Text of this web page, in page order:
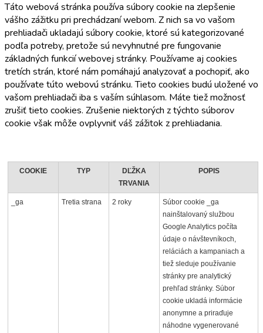
Táto webová stránka používa súbory cookie na zlepšenie
vášho zážitku pri prechádzaní webom. Z nich sa vo vašom
prehliadači ukladajú súbory cookie, ktoré sú kategorizované
podľa potreby, pretože sú nevyhnutné pre fungovanie
základných funkcií webovej stránky. Používame aj cookies
tretích strán, ktoré nám pomáhajú analyzovať a pochopiť, ako
používate túto webovú stránku. Tieto cookies budú uložené vo
vašom prehliadači iba s vaším súhlasom. Máte tiež možnosť
zrušiť tieto cookies. Zrušenie niektorých z týchto súborov
cookie však môže ovplyvniť váš zážitok z prehliadania.
COOKIE TYP
DĽŽKA
TRVANIA
POPIS
_ga Tretia strana 2 roky
Súbor cookie _ga
nainštalovaný službou
Google Analytics počíta
údaje o návštevníkoch,
reláciách a kampaniach a
tiež sleduje používanie
stránky pre analytický
prehľad stránky. Súbor
cookie ukladá informácie
anonymne a priraďuje
náhodne vygenerované